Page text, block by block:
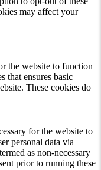
may affect your
the website to function
that ensures basic
These cookies do
for the website to
personal data via
as non-necessary
prior to running these